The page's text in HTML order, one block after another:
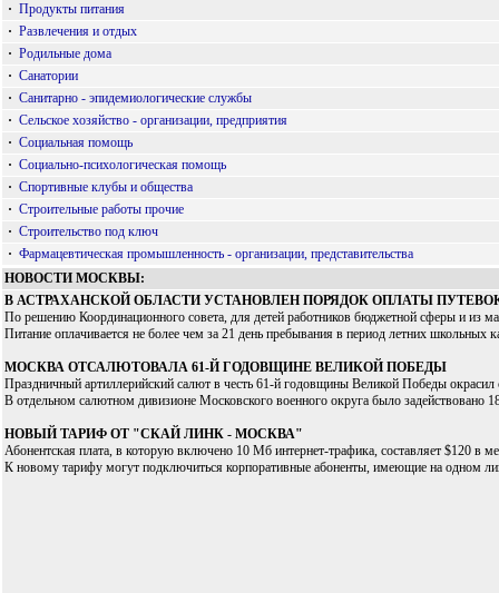
· Продукты питания
· Развлечения и отдых
· Родильные дома
· Санатории
· Санитарно - эпидемиологические службы
· Сельское хозяйство - организации, предприятия
· Социальная помощь
· Социально-психологическая помощь
· Спортивные клубы и общества
· Строительные работы прочие
· Строительство под ключ
· Фармацевтическая промышленность - организации, представительства
НОВОСТИ МОСКВЫ:
В АСТРАХАНСКОЙ ОБЛАСТИ УСТАНОВЛЕН ПОРЯДОК ОПЛАТЫ
По решению Координационного совета, для детей работников бюджетной сферы и из
Питание оплачивается не более чем за 21 день пребывания в период летних
МОСКВА ОТСАЛЮТОВАЛА 61-Й ГОДОВЩИНЕ ВЕЛИКОЙ ПОБЕДЫ
Праздничный артиллерийский салют в честь 61-й годовщины Великой Победы
В отдельном салютном дивизионе Московского военного округа было задействовано
НОВЫЙ ТАРИФ ОТ "СКАЙ ЛИНК - МОСКВА"
Абонентская плата, в которую включено 10 Мб интернет-трафика, составляет $120 в
К новому тарифу могут подключиться корпоративные абоненты, имеющие на одном